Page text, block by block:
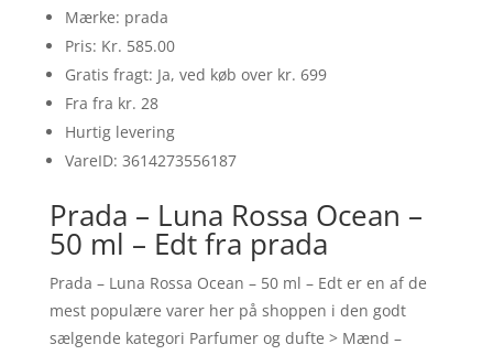
Mærke: prada
Pris: Kr. 585.00
Gratis fragt: Ja, ved køb over kr. 699
Fra fra kr. 28
Hurtig levering
VareID: 3614273556187
Prada – Luna Rossa Ocean –
50 ml – Edt fra prada
Prada – Luna Rossa Ocean – 50 ml – Edt er en af de
mest populære varer her på shoppen i den godt
sælgende kategori Parfumer og dufte > Mænd –